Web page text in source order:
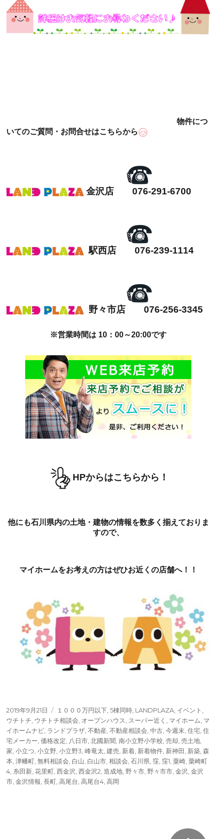
物件につ
いてのご質問・お問合せはこちらから
金沢店 076-291-6700
駅西店 076-239-1114
野々市店 076-256-3345
※営業時間は 10：00～20:00です
HPからはこちらから！
他にも石川県内の土地・建物の情報を数多く揃えておりま
すので、
マイホームをお考えの方はぜひお近くの店舗へ！！
投
稿
日:
2019年9月21日
タ
グ
１０００万円以下 ,5棟同時 LANDPLAZA イベント
ウチトチ ウチトチ相談会 オープンハウス スーパー近く マイホーム マ
イホームナビ ランドプラザ ,不動産 ,不動産相談会 ,中古 ,今週末 ,住宅 ,住
宅メーカー ,価格改定 八日市 ,北國新聞 ,南小立野小学校 ,売却 ,売土地
家 ,小立つ ,小立野 ,小立野3 ,峰竜太 ,建売 新着 新着物件 新神田 新築 ,森
本 ,津幡町 ,無料相談会 白山 白山市 ,相談会 ,石川県 窪 窪1 ,粟崎 ,粟崎町
4 糸田新 ,花里町 ,西金沢 ,西金沢2 ,造成地 野々市 野々市市 ,金沢 ,金沢
市 ,金沢情報 ,長町 ,高尾台 ,高尾台4 ,高岡